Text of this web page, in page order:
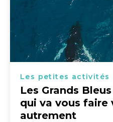
Les petites activités
Les Grands
qui va vous faire
autrement